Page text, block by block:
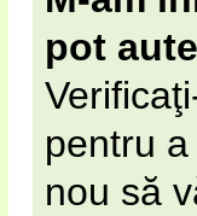
pot
pentru
nou să